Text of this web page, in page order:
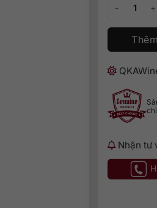
Nhận tư